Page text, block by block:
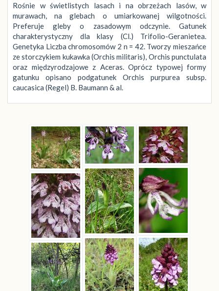
Rośnie w świetlistych lasach i na obrzeżach lasów, w
murawach, na glebach o umiarkowanej wilgotności.
Preferuje gleby o zasadowym odczynie. Gatunek
charakterystyczny dla klasy (Cl.) Trifolio-Geranietea.
Genetyka Liczba chromosomów 2 n = 42. Tworzy mieszańce
ze storczykiem kukawka (Orchis militaris), Orchis punctulata
oraz międzyrodzajowe z Aceras. Oprócz typowej formy
gatunku opisano podgatunek Orchis purpurea subsp.
caucasica (Regel) B. Baumann & al.